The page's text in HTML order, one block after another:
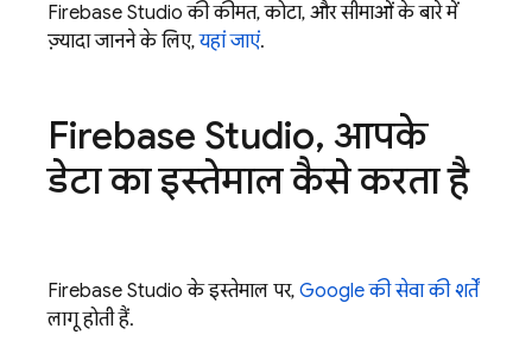
Firebase Studio की कीमत, कोटा, और सीमाओं के बारे में
ज़्यादा जानने के लिए,यहां जाएं.
Firebase Studio, आपके
डेटा का इस्तेमाल कैसे करता है
Firebase Studio के इस्तेमाल पर, Google की सेवा की शर्तें
लागू होती हैं.